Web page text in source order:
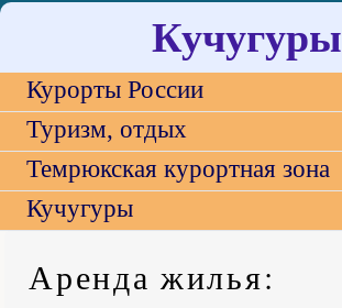
Кучугуры
Курорты России
Туризм, отдых
Темрюкская курортная зона
Кучугуры
Аренда жилья: